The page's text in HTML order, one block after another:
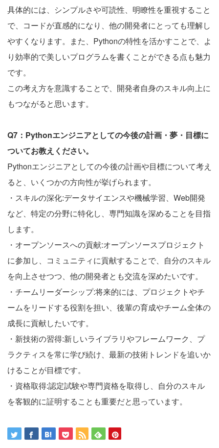
具体的には、シンプルさや可読性、明瞭性を重視すること
で、コードが直感的になり、他の開発者にとっても理解し
やすくなります。また、Pythonの特性を活かすことで、よ
り効率的で美しいプログラムを書くことができる点も魅力
です。
この考え方を意識することで、開発者自身のスキル向上に
もつながると思います。
Q7：Pythonエンジニアとしての今後の計画・夢・目標に
ついてお教えください。
Pythonエンジニアとしての今後の計画や目標について考え
ると、いくつかの方向性が挙げられます。
・スキルの深化:データサイエンスや機械学習、Web開発
など、特定の分野に特化し、専門知識を深めることを目指
します。
・オープンソースへの貢献:オープンソースプロジェクト
に参加し、コミュニティに貢献することで、自分のスキル
を向上させつつ、他の開発者とも交流を深めたいです。
・チームリーダーシップ:将来的には、プロジェクトやチ
ームをリードする役割を担い、後輩の育成やチーム全体の
成長に貢献したいです。
・新技術の習得:新しいライブラリやフレームワーク、プ
ラクティスを常に学び続け、最新の技術トレンドを追いか
けることが目標です。
・資格取得:認定試験や専門資格を取得し、自分のスキル
を客観的に証明することも重要だと思っています。